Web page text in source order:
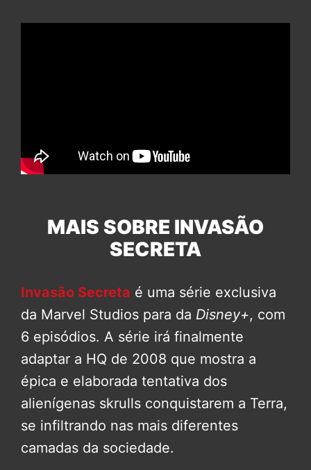
MAIS SOBRE INVASÃO
SECRETA
Invasão Secreta é uma série exclusiva
da Marvel Studios para da Disney+, com
6 episódios. A série irá finalmente
adaptar a HQ de 2008 que mostra a
épica e elaborada tentativa dos
alienígenas skrulls conquistarem a Terra,
se infiltrando nas mais diferentes
camadas da sociedade.